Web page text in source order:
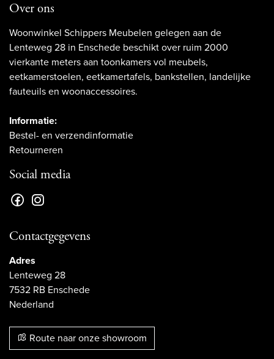
Over ons
Woonwinkel Schippers Meubelen gelegen aan de
Lenteweg 28 in Enschede beschikt over ruim 2000
vierkante meters aan toonkamers vol meubels,
eetkamerstoelen, eetkamertafels, bankstellen, landelijke
fauteuils en woonaccessoires.
Informatie:
Bestel- en verzendinformatie
Retourneren
Social media
Contactgegevens
Adres
Lenteweg 28
7532 RB Enschede
Nederland
Route naar onze showroom